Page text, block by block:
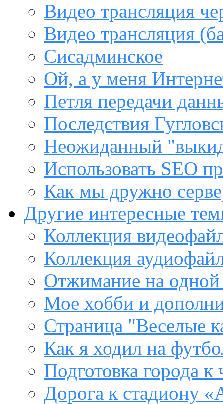
Видео трансляция
Видео трансляция
Сисадминское
Ой, а у меня
Петля передачи
Последствия
Неожиданный
Использовать SEO
Как мы дружно
Другие интересные
Коллекция
Коллекция
Отжимание на одной
Мое хобби и
Страница "Веселые
Как я ходил на
Подготовка города к
Дорога к стадиону